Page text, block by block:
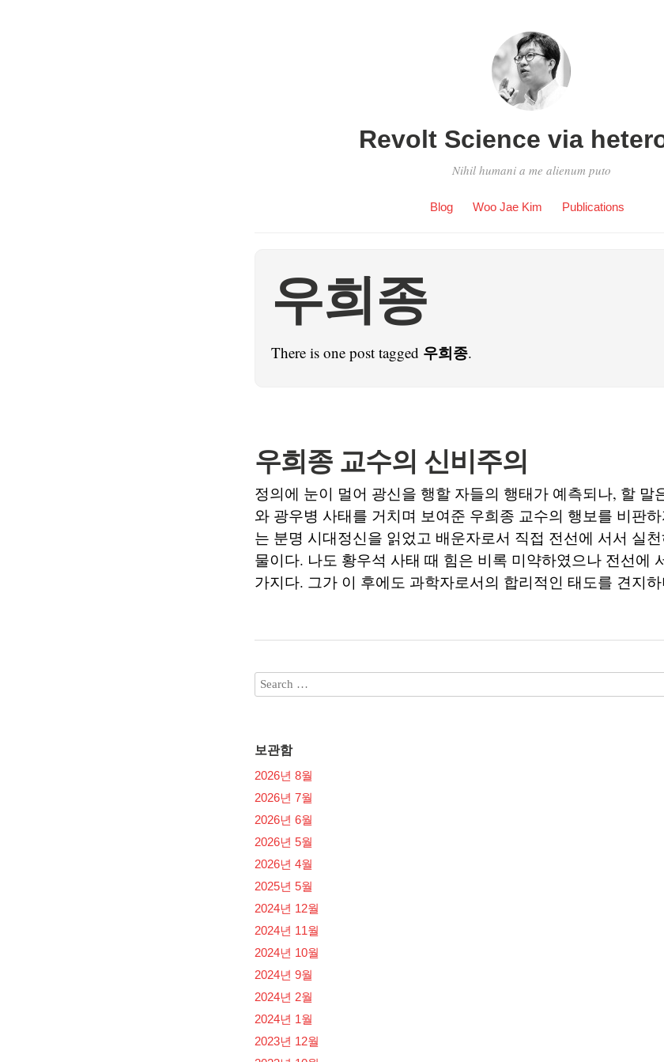
Revolt Science via
Nihil humani a me alienum puto
Blog Woo Jae Kim Publications
우희종
There is one post tagged 우희종.
우희종 교수의 신비주의
정의에 눈이 멀어 광신을 행할 자들의 행태가 예측되나, 할 말
와 광우병 사태를 거치며 보여준 우희종 교수의 행보를 비판
는 분명 시대정신을 읽었고 배운자로서 직접 전선에 서서 실
물이다. 나도 황우석 사태 때 힘은 비록 미약하였으나 전선에
가지다. 그가 이 후에도 과학자로서의 합리적인 태도를 견지
보관함
2026년 8월
2026년 7월
2026년 6월
2026년 5월
2026년 4월
2025년 5월
2024년 12월
2024년 11월
2024년 10월
2024년 9월
2024년 2월
2024년 1월
2023년 12월